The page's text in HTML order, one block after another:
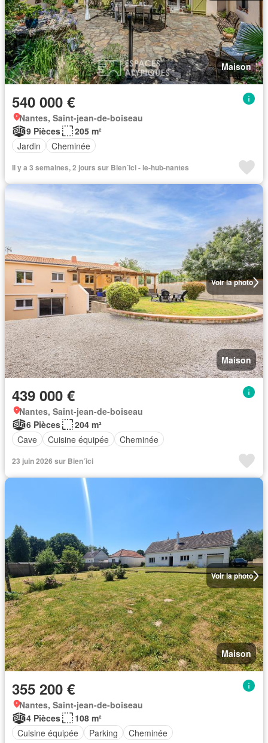
Maison
540 000 €
Nantes, Saint-jean-de-boiseau
9 Pièces
205 m²
Jardin
Cheminée
Il y a 3 semaines, 2 jours sur Bien´ici - le-hub-nantes
Voir la photo
Maison
439 000 €
Nantes, Saint-jean-de-boiseau
6 Pièces
204 m²
Cave
Cuisine équipée Cheminée
23 juin 2026 sur Bien´ici
Voir la photo
Maison
355 200 €
Nantes, Saint-jean-de-boiseau
4 Pièces
108 m²
Cuisine équipée
Parking Cheminée